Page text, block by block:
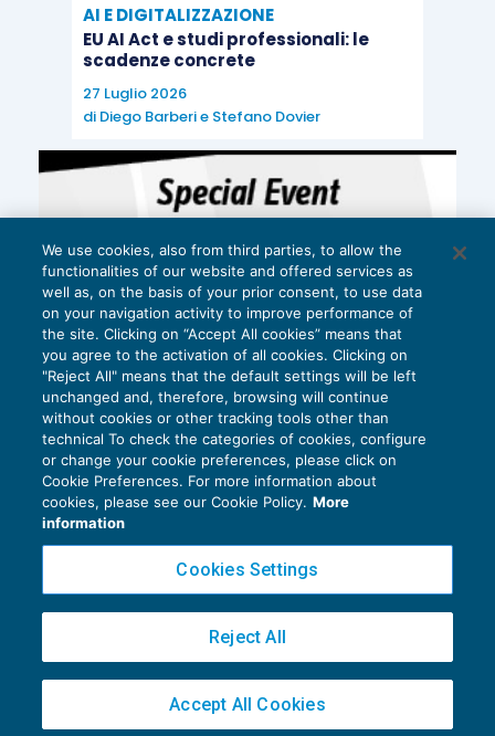
AI E DIGITALIZZAZIONE
EU AI Act e studi professionali: le
scadenze concrete
27 Luglio 2026
di Diego Barberie Stefano Dovier
Privacy Policy
Cookie Policy
Copyright 2016 ©Gruppo Euroconference S.p.A.v2.32.4
Piazza Luigi Einaudi, 10N01 - 20124 Milano - info@ecnews.it
02776120236
We use cookies, also from third parties, to allow the
functionalities of our website and offered services as
well as, on the basis of your prior consent, to use data
on your navigation activity to improve performance of
the site. Clicking on “Accept All cookies” means that
you agree to the activation of all cookies. Clicking on
"Reject All" means that the default settings will be left
unchanged and, therefore, browsing will continue
without cookies or other tracking tools other than
technical To check the categories of cookies, configure
or change your cookie preferences, please click on
Cookie Preferences. For more information about
cookies, please see our Cookie Policy. More
information
Cookies Settings
Reject All
Accept All Cookies